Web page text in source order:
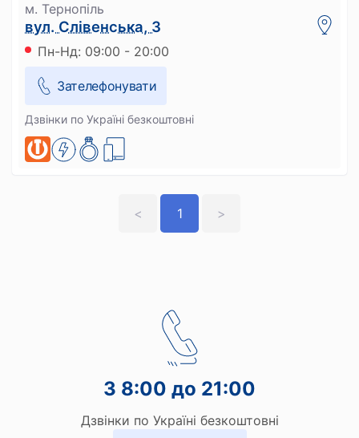
м. Тернопіль
вул. Слівенська, 3
Пн-Нд: 09:00 - 20:00
Зателефонувати
Дзвінки по Україні безкоштовні
< 1 >
З 8:00 до 21:00
Дзвінки по Україні безкоштовні